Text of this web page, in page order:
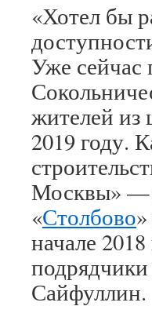
«Хотел бы
Уже сейчас
жителей из
2019 году.
Москвы» —
«Столбово
начале
Сайфуллин.